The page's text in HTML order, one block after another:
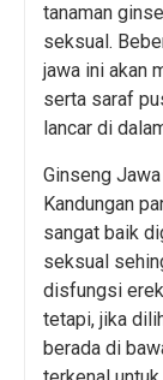
tanaman
seksual.
jawa ini akan
serta saraf
lancar di
Ginseng
Kandungan
sangat baik
seksual
disfungsi
tetapi, jika
berada di